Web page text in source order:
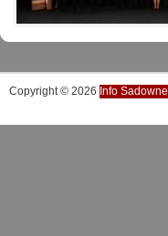
Copyright © 2026 Info Sadowne